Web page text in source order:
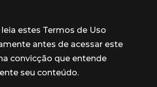
leia estes Termos de Uso
antes de acessar este
convicção que entende
seu conteúdo.